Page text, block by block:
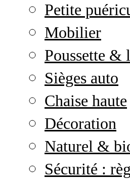
Petite
Mobilier
Poussette &
Sièges auto
Chaise haute
Décoration
Naturel &
Sécurité :